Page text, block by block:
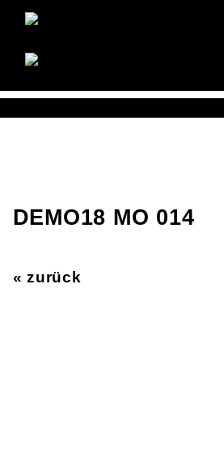
DEMO18 MO 014
« zurück